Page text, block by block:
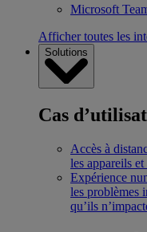
Microsoft
Afficher toutes les
Solutions
Cas
Accès à
les appareils
Expérience
les problèmes
qu’ils